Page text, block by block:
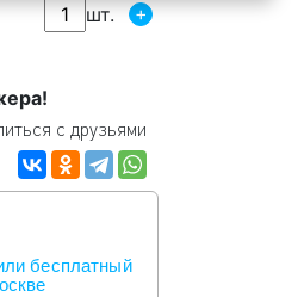
шт. +
с друзьями
бесплатный